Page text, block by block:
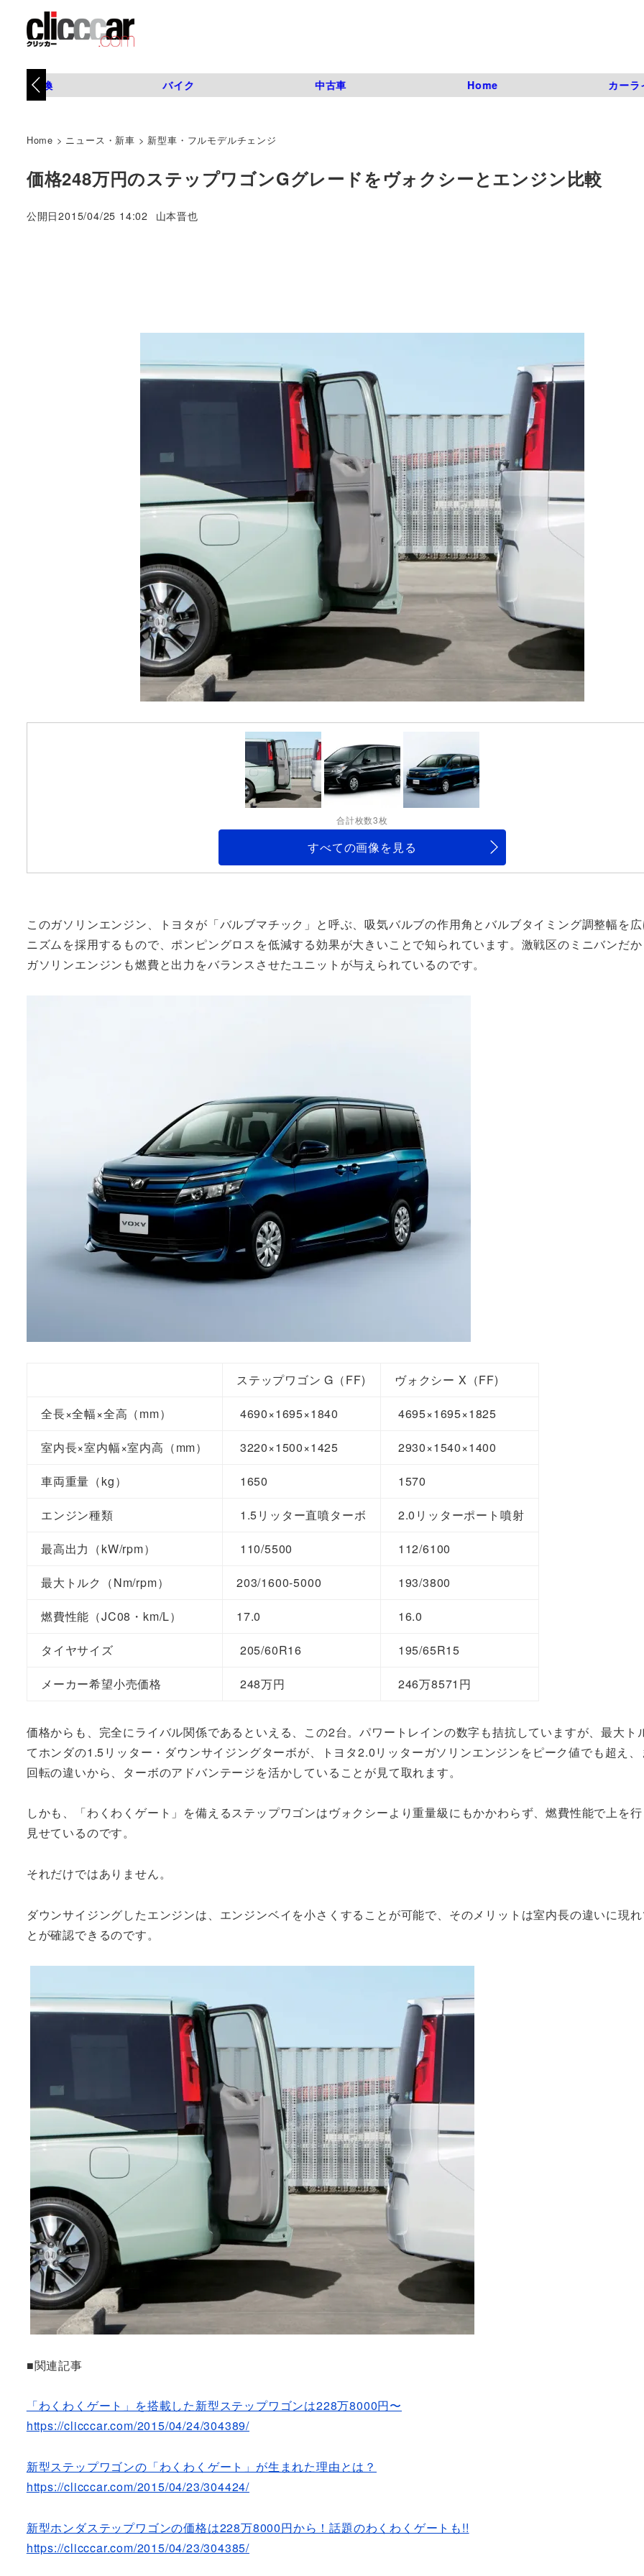
タイヤ交換 バイク 中古車 Home カーラ
Home > ニュース・新車 > 新型車・フルモデルチェンジ
価格248万円のステップワゴンGグレードをヴォクシーとエンジン比較
公開日2015/04/25 14:02
著
山本晋也
合計枚数3枚
すべての画像を見る
このガソリンエンジン、トヨタが「バルブマチック」と呼ぶ、吸気バルブの作用角とバルブタイミング調整幅を
ニズムを採用するもので、ポンピングロスを低減する効果が大きいことで知られています。激戦区のミニバンだか
ガソリンエンジンも燃費と出力をバランスさせたユニットが与えられているのです。
ステップワゴン G（FF) ヴォクシー X（FF)
全長×全幅×全高（mm） 4690×1695×1840 4695×1695×1825
室内長×室内幅×室内高（mm） 3220×1500×1425 2930×1540×1400
車両重量（kg） 1650 1570
エンジン種類 1.5リッター直噴ターボ 2.0リッターポート噴射
最高出力（kW/rpm） 110/5500 112/6100
最大トルク（Nm/rpm） 203/1600-5000 193/3800
燃費性能（JC08・km/L） 17.0 16.0
タイヤサイズ 205/60R16 195/65R15
メーカー希望小売価格 248万円 246万8571円
価格からも、完全にライバル関係であるといえる、この2台。パワートレインの数字も拮抗していますが、最大ト
てホンダの1.5リッター・ダウンサイジングターボが、トヨタ2.0リッターガソリンエンジンをピーク値でも超え、
回転の違いから、ターボのアドバンテージを活かしていることが見て取れます。
しかも、「わくわくゲート」を備えるステップワゴンはヴォクシーより重量級にもかかわらず、燃費性能で上を
見せているのです。
それだけではありません。
ダウンサイジングしたエンジンは、エンジンベイを小さくすることが可能で、そのメリットは室内長の違いに現れ
とが確認できるのです。
■関連記事
「わくわくゲート」を搭載した新型ステップワゴンは228万8000円〜
https://clicccar.com/2015/04/24/304389/
新型ステップワゴンの「わくわくゲート」が生まれた理由とは？
https://clicccar.com/2015/04/23/304424/
新型ホンダステップワゴンの価格は228万8000円から！話題のわくわくゲートも!!
https://clicccar.com/2015/04/23/304385/